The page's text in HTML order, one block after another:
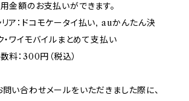
金額のお支払いができます。
ア：ドコモケータイ払い, auかんたん決
・ワイモバイルまとめて支払い
料：300円（税込）
い合わせメールをいただきました際に、